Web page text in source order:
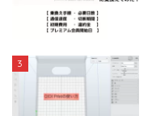
3